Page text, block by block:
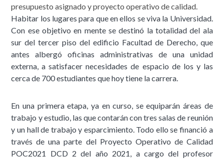
presupuesto asignado y proyecto operativo de calidad.
Habitar los lugares para que en ellos se viva la Universidad.
Con ese objetivo en mente se destinó la totalidad del ala
sur del tercer piso del edificio Facultad de Derecho, que
antes albergó oficinas administrativas de una unidad
externa, a satisfacer necesidades de espacio de los y las
cerca de 700 estudiantes que hoy tiene la carrera.
En una primera etapa, ya en curso, se equiparán áreas de
trabajo y estudio, las que contarán con tres salas de reunión
y un hall de trabajo y esparcimiento. Todo ello se financió a
través de una parte del Proyecto Operativo de Calidad
POC2021 DCD 2 del año 2021, a cargo del profesor